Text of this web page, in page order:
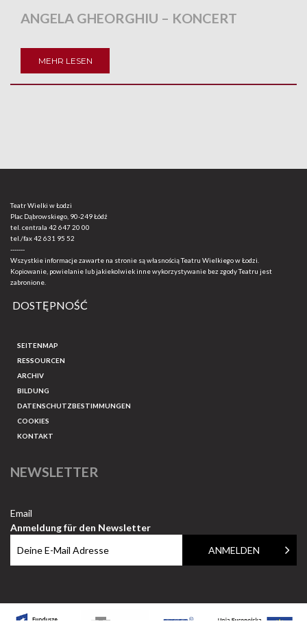
ANGELA GHEORGHIU – KONCERT
MEHR LESEN
Teatr Wielki w Łodzi
Plac Dąbrowskiego, 90-249 Łódź
tel. centrala 42 647 20 00
tel./fax42 631 95 52
-------
Wszystkie informacje zawarte na stronie są własnością Teatru Wielkiego w Łodzi.
Kopiowanie, powielanie lub jakiekolwiek inne wykorzystywanie bez zgody Teatru jest
zabronione.
DOSTĘPNOŚĆ
SEITENMAP
RESSOURCEN
ARCHIV
BILDUNG
DATENSCHUTZBESTIMMUNGEN
COOKIES
KONTAKT
NEWSLETTER
Email
Anmeldung für den Newsletter